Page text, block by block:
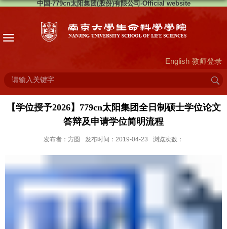
中国·779cn太阳集团(股份)有限公司-Official website
English 教师登录
【学位授予2026】779cn太阳集团全日制硕士学位论文
答辩及申请学位简明流程
发布者：方圆 发布时间：2019-04-23 浏览次数：